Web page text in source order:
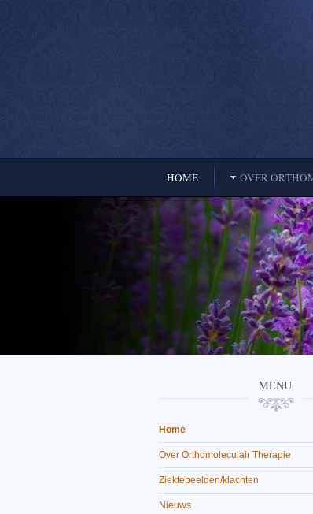
HOME OVER
MENU
Home
Over Orthomoleculair Therapie
Ziektebeelden/klachten
Nieuws